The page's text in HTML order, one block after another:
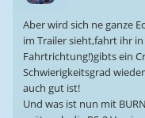
Aber wird sich ne ganze
im Trailer sieht,fahrt ihr
Fahrtrichtung!)gibts ein
Schwierigkeitsgrad
auch gut ist!
Und was ist nun mit